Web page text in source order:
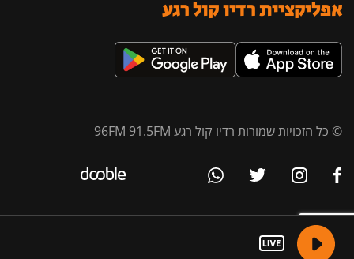
אפליקציית רדיו קול רגע
© כל הזכויות שמורות רדיו קול רגע 96FM 91.5FM